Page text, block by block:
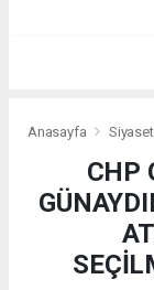
Anasayfa Siyaset
CHP